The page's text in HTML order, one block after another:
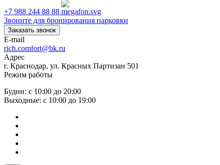
+7 988 244 88 88
Звоните для бронирования парковки
Заказать звонок
E-mail
rich.comfort@bk.ru
Адрес
г. Краснодар, ул. Красных Партизан 501
Режим работы
Будни: с 10:00 до 20:00
Выходные: с 10:00 до 19:00